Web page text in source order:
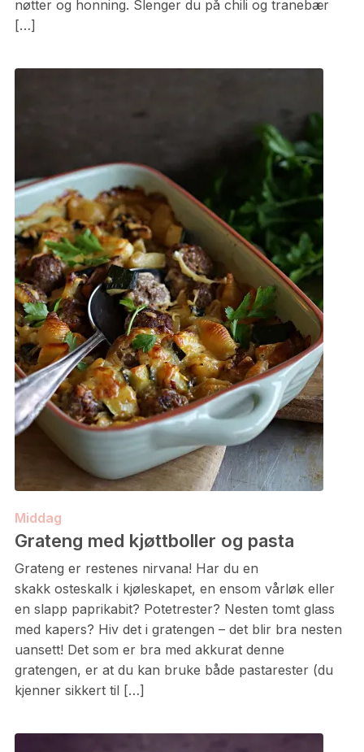
nøtter og honning. Slenger du på chili og tranebær
[…]
Middag
Grateng med kjøttboller og pasta
Grateng er restenes nirvana! Har du en
skakk osteskalk i kjøleskapet, en ensom vårløk eller
en slapp paprikabit? Potetrester? Nesten tomt glass
med kapers? Hiv det i gratengen – det blir bra nesten
uansett! Det som er bra med akkurat denne
gratengen, er at du kan bruke både pastarester (du
kjenner sikkert til […]